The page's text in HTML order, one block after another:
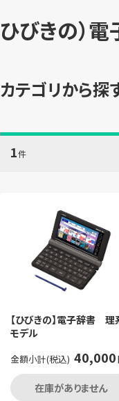
ひびきの）
カテゴリから探
1件
【ひびきの】電子辞書 理
モデル
金額小計(税込) 40,000
在庫がありません